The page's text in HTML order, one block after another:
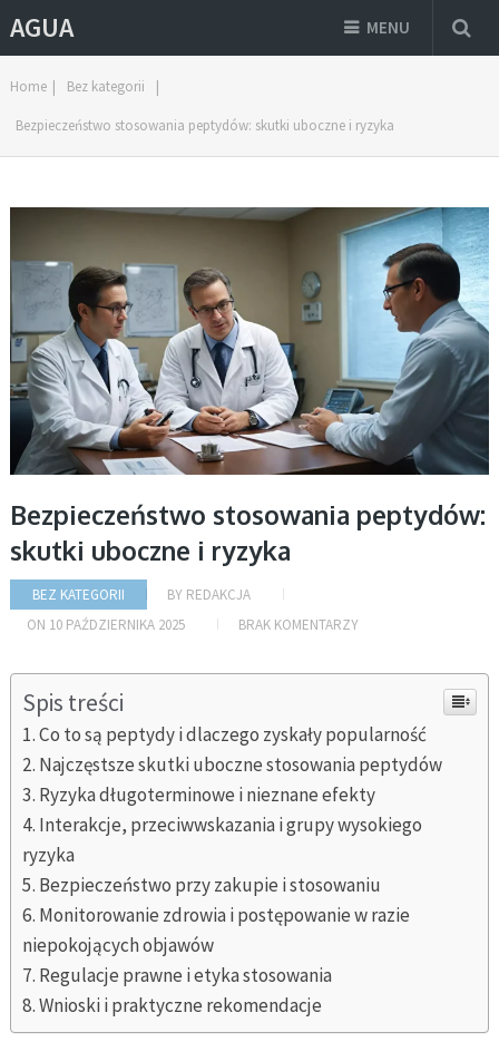
AGUA MENU
Home | Bez kategorii |
Bezpieczeństwo stosowania peptydów: skutki uboczne i ryzyka
Bezpieczeństwo stosowania peptydów:
skutki uboczne i ryzyka
BEZ KATEGORII BY REDAKCJA
ON 10 PAŹDZIERNIKA 2025 BRAK KOMENTARZY
Spis treści
Co to są peptydy i dlaczego zyskały popularność
Najczęstsze skutki uboczne stosowania peptydów
Ryzyka długoterminowe i nieznane efekty
Interakcje, przeciwwskazania i grupy wysokiego
ryzyka
Bezpieczeństwo przy zakupie i stosowaniu
Monitorowanie zdrowia i postępowanie w razie
niepokojących objawów
Regulacje prawne i etyka stosowania
Wnioski i praktyczne rekomendacje